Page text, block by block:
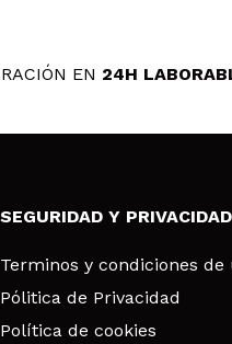
EN 24H
SEGURIDAD Y PRIVACIDAD
Terminos y condiciones de
Pólitica de Privacidad
Política de cookies